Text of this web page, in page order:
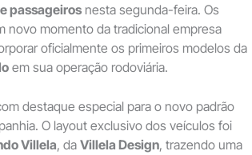
passageiros nesta segunda-feira. Os
novo momento da tradicional empresa
oficialmente os primeiros modelos da
em sua operação rodoviária.
destaque especial para o novo padrão
O layout exclusivo dos veículos foi
Villela, da Villela Design, trazendo uma